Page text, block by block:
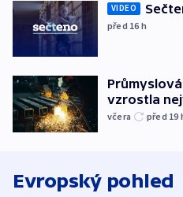
VIDEO
před 16 h
vzrostla
včera před 19
Evropský pohled